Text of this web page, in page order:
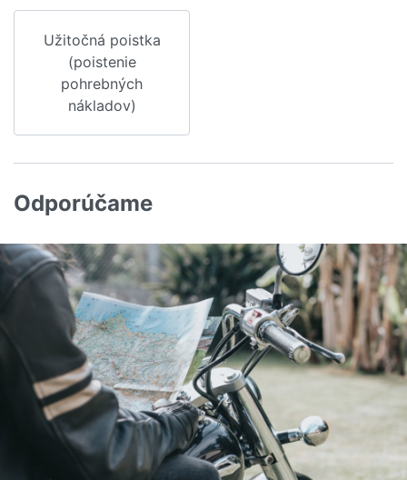
Užitočná poistka
(poistenie
pohrebných
nákladov)
Odporúčame